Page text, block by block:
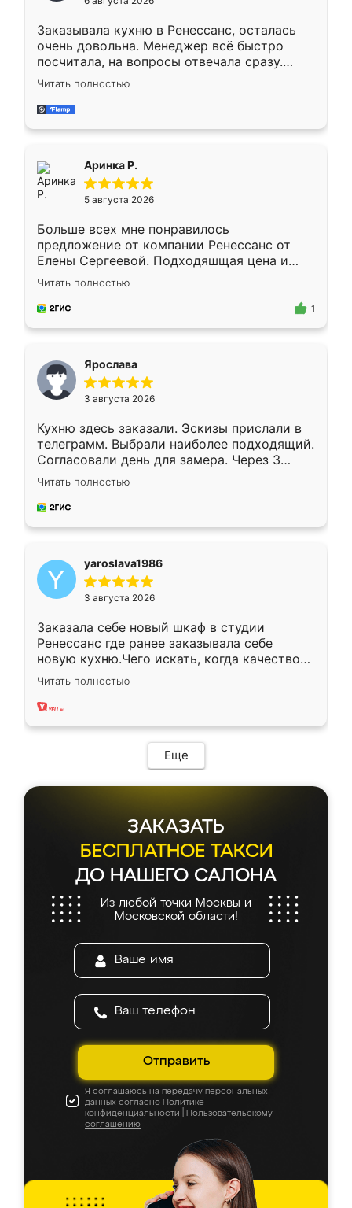
мебели буду заказывать только здесь.
Заказывала кухню в Ренессанс, осталась
очень довольна. Менеджер всё быстро
посчитала, на вопросы отвечала сразу.
Замерщик приехал в субботу, подошёл к
делу со всей ответственностью. Собрали
за день, ребята работали аккуратно, даже
Читать полностью
Аринка Р.
5 августа 2026
Больше всех мне понравилось
предложение от компании Ренессанс от
Елены Сергеевой. Подходяшщая цена и
короткие сроки изготовления. Приехавший
для замера сотрудник Владислав
предложил по моему эскизу самый
Читать полностью
1
Ярослава
3 августа 2026
Кухню здесь заказали. Эскизы прислали в
телеграмм. Выбрали наиболее подходящий.
Согласовали день для замера. Через 3
недели кухня была уже готова. Остались
довольны работой. Спасибо Ренессанс
мебель за качественную работу!
Читать полностью
yaroslava1986
3 августа 2026
Заказала себе новый шкаф в студии
Ренессанс где ранее заказывала себе
новую кухню.Чего искать, когда качеством
вполне довольна. Служит кухня уже почти
два года, нареканий нет.
Читать полностью
Еще
ЗАКАЗАТЬ
БЕСПЛАТНОЕ ТАКСИ
ДО НАШЕГО САЛОНА
Из любой точки Москвы и
Московской области!
Отправить
Я соглашаюсь на передачу персональных
данных согласно Политике
конфиденциальности
Пользовательскому
соглашению